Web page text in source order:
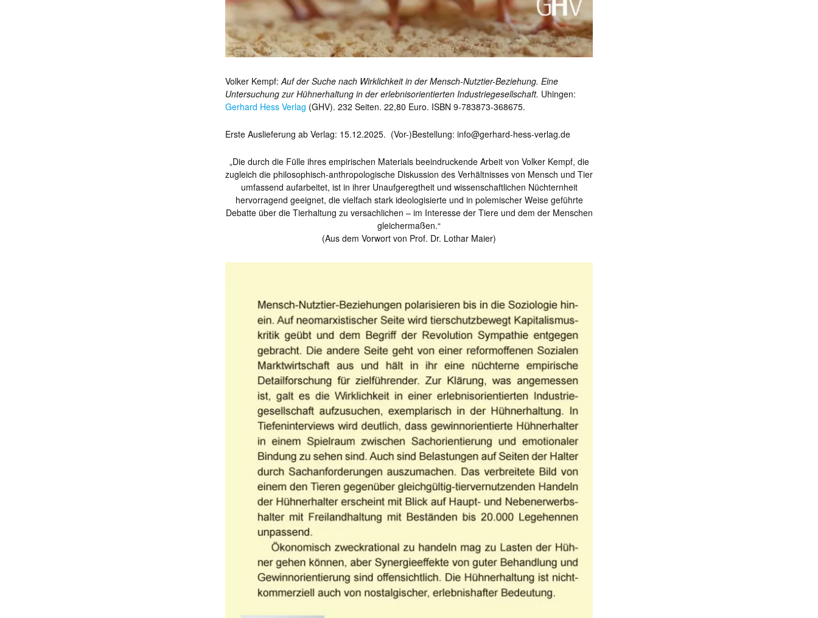
Volker Kempf:Auf der Suche nach Wirklichkeit in der Mensch-Nutztier-Beziehung. Eine
Untersuchung zur Hühnerhaltung in der erlebnisorientierten Industriegesellschaft. Uhingen:
Gerhard Hess Verlag (GHV). 232 Seiten. 22,80 Euro. ISBN 9-783873-368675.
Erste Auslieferung ab Verlag: 15.12.2025. (Vor-)Bestellung: info@gerhard-hess-verlag.de
„Die durch die Fülle ihres empirischen Materials beeindruckende Arbeit von Volker Kempf, die
zugleich die philosophisch-anthropologische Diskussion des Verhältnisses von Mensch und Tier
umfassend aufarbeitet, ist in ihrer Unaufgeregtheit und wissenschaftlichen Nüchternheit
hervorragend geeignet, die vielfach stark ideologisierte und in polemischer Weise geführte
Debatte über die Tierhaltung zu versachlichen – im Interesse der Tiere und dem der Menschen
gleichermaßen.“
(Aus dem Vorwort von Prof. Dr. Lothar Maier)